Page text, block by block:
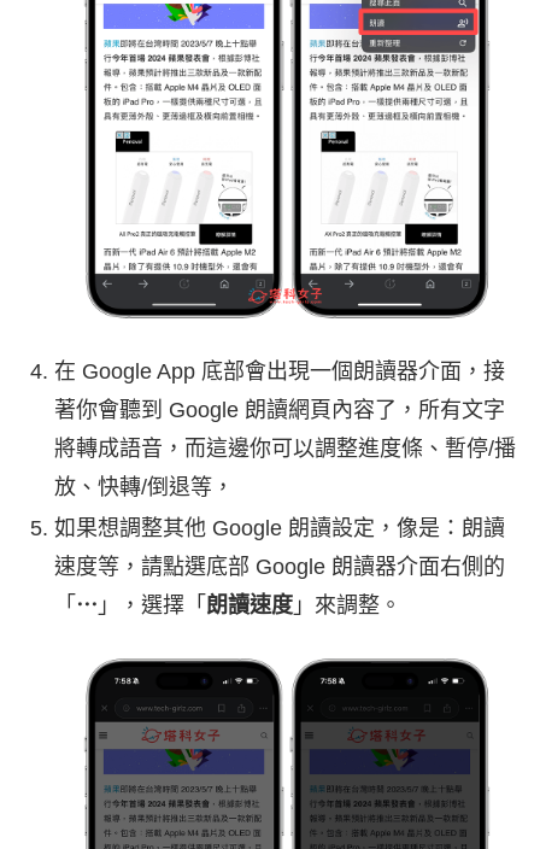
在 Google App 底部會出現一個朗讀器介面，接
著你會聽到 Google 朗讀網頁內容了，所有文字
將轉成語音，而這邊你可以調整進度條、暫停/播
放、快轉/倒退等，
如果想調整其他 Google 朗讀設定，像是：朗讀
速度等，請點選底部 Google 朗讀器介面右側的
「 ⋯ 」，選擇「 朗讀速度 」來調整。